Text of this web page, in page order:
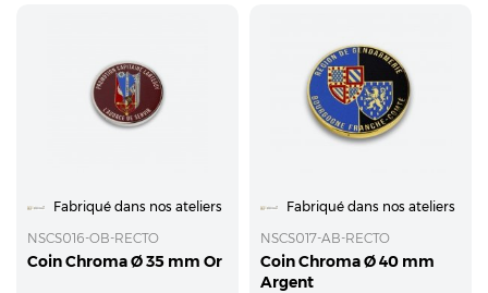
Fabriqué dans nos ateliers
NSCS016-OB-RECTO
Coin Chroma Ø 35 mm Or
Fabriqué dans nos ateliers
NSCS017-AB-RECTO
Coin Chroma Ø 40 mm
Argent